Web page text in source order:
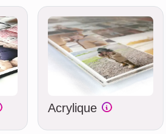
Acrylique